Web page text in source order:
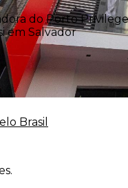
do Porto Privilege
em Salvador
Brasil